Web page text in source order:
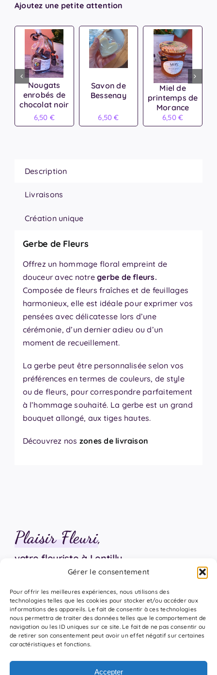
Gérer le consentement
Pour offrir les meilleures expériences, nous utilisons des
technologies telles que les cookies pour stocker et/ou accéder aux
informations des appareils. Le fait de consentir à ces technologies
nous permettra de traiter des données telles que le comportement de
navigation ou les ID uniques sur ce site. Le fait de ne pas consentir ou
de retirer son consentement peut avoir un effet négatif sur certaines
caractéristiques et fonctions.
Accepter
Gerbe
de
fleurs
Ajoutez une petite attention
Nougats
enrobés de
chocolat noir
6,50 €
Savon de
Bessenay
6,50€
Miel de
printemps de
Morance
6,50€
Description
Livraisons
Création unique
Gerbe de Fleurs
Offrez un hommage floral empreint de
douceur avec notregerbe de fleurs.
Composée de fleurs fraîches et de feuillages
harmonieux, elle est idéale pour exprimer vos
pensées avec délicatesse lors d’une
cérémonie, d’un dernier adieu ou d’un
moment de recueillement.
La gerbe peut être personnalisée selon vos
préférences en termes de couleurs, de style
ou de fleurs, pour correspondre parfaitement
à l’hommage souhaité. La gerbe est un grand
bouquet allongé, aux tiges hautes.
Découvrez nos zones de livraison
Plaisir Fleuri,
votre fleuriste à Lentilly
06 18 17 18 94
A propos